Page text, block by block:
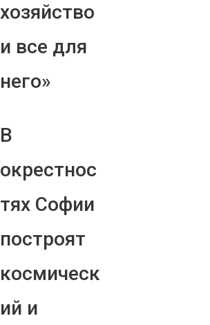
хозяйство
и все для
него»
В
окрестнос
тях Софии
построят
космическ
ий и